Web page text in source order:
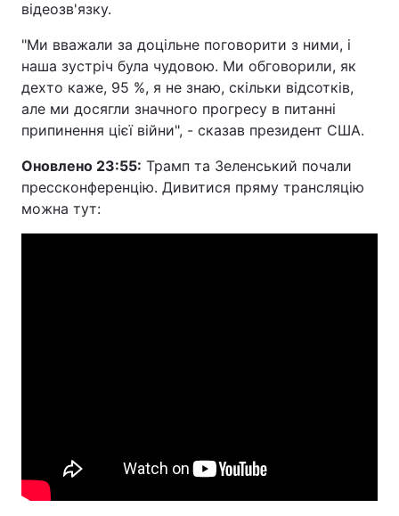
відеозв'язку.
"Ми вважали за доцільне поговорити з ними, і
наша зустріч була чудовою. Ми обговорили, як
дехто каже, 95 %, я не знаю, скільки відсотків,
але ми досягли значного прогресу в питанні
припинення цієї війни", - сказав президент США.
Оновлено 23:55: Трамп та Зеленський почали
прессконференцію. Дивитися пряму трансляцію
можна тут: